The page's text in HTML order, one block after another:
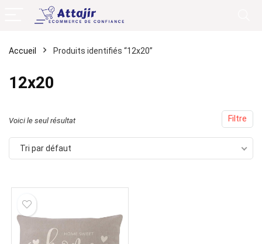
Accueil Produits identifiés “12x20”
12x20
Filtre
Voici le seul résultat
Tri par défaut